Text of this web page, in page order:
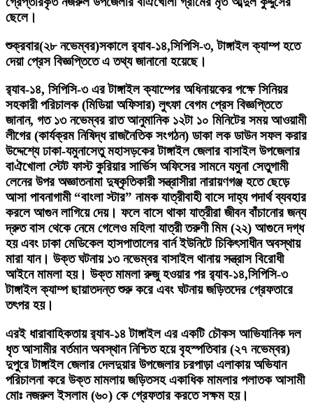
ছেলে।
শুক্রবার(২৮ নভেম্বর)সকালে র‌্যাব-১৪,সিপিসি-৩, টাঙ্গাইল ক্যাম্প হতে
দেয়া প্রেস বিজ্ঞপ্তিতে এ তথ্য জানানো হয়েছে।
র‌্যাব-১৪, সিপিসি-৩ এর টাঙ্গাইল ক্যাম্পের অধিনায়কের পক্ষে সিনিয়র
সহকারী পরিচালক (মিডিয়া অফিসার) লুৎফা বেগম প্রেস বিজ্ঞপ্তিতে
জানান, গত ১৩ নভেম্বর রাত আনুমানিক ১২টা ১০ মিনিটের সময় আওয়ামী
লীগের (কার্যক্রম নিষিদ্ধ রাজনৈতিক সংগঠন) ডাকা লক ডাউন সফল করার
উদ্দেশ্যে ঢাকা-যমুনাসেতু মহাসড়কের টাঙ্গাইল জেলার বাসাইল উপজেলার
বাঐখোলা স্টেট ফাস্ট কুরিয়ার সার্ভিস অফিসের সামনে যমুনা সেতুগামী
লেনের উপর অজ্ঞাতনামা দুষ্কৃতিকারী সন্ত্রাসীরা নারায়ণগঞ্জ হতে ছেড়ে
আসা পাবনাগামী “বাংলা স্টার” নামক যাত্রীবাহী বাসে দাহ্য পদার্থ ব্যবহার
করলে আগুন লাগিয়ে দেয়। ফলে বাসে থাকা যাত্রীরা জীবন বাঁচানোর জন্য
দ্রুত বাস থেকে নেমে গেলেও মহিলা যাত্রী তরুণী মিম (২২) আগুনে দগ্ধ
হয় এবং ঢাকা মেডিকেল হাসপাতালের বার্ন ইউনিটে চিকিৎসাধীন অবস্থায়
মারা যান। উক্ত ঘটনায় ১৩ নভেম্বর বাসাইল থানায় সন্ত্রাস বিরোধী
আইনে মামলা হয়। উক্ত মামলা রুজু হওয়ার পর র‍্যাব-১৪,সিপিসি-৩
টাঙ্গাইল ক্যাম্প ছায়াতদন্ত শুরু করে এবং ঘটনায় জড়িতদের গ্রেফতারে
তৎপর হয়।
এরই ধারাবাহিকতায় র‍্যাব-১৪ টাঙ্গাইল এর একটি চৌকস আভিযানিক দল
ধৃত আসামীর বর্তমান অবস্থান নিশ্চিত হয়ে বৃহস্পতিবার (২৭ নভেম্বর)
দুপুরে টাঙ্গাইল জেলার দেলদুয়ার উপজেলার চরপাড়া এলাকায় অভিযান
পরিচালনা করে উক্ত মামলায় জড়িতসহ একাধিক মামলার পলাতক আসামী
মোঃ নজরুল ইসলাম (৬০) কে গ্রেফতার করতে সক্ষম হয়।